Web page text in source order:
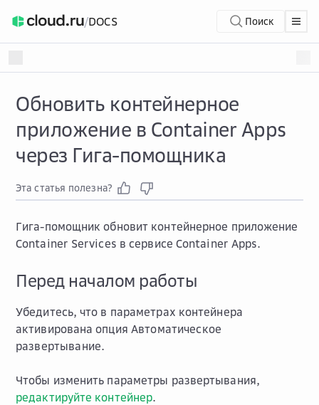
/DOCS Поиск
Обновить контейнерное
приложение в Container Apps
через Гига-помощника
Эта статья полезна?
Гига-помощник обновит контейнерное приложение
Container Services в сервисe Container Apps.
Перед началом работы
Убедитесь, что в параметрах контейнера
активирована опция Автоматическое
развертывание.
Чтобы изменить параметры развертывания,
редактируйте контейнер.